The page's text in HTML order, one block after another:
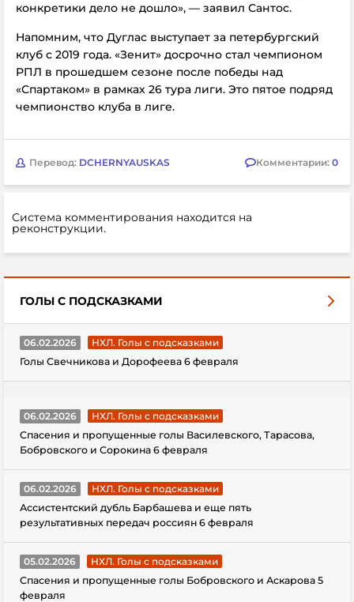
конкретики дело не дошло», — заявил Сантос.
Напомним, что Дуглас выступает за петербургский
клуб с 2019 года. «Зенит» досрочно стал чемпионом
РПЛ в прошедшем сезоне после победы над
«Спартаком» в рамках 26 тура лиги. Это пятое подряд
чемпионство клуба в лиге.
Перевод: DCHERNYAUSKAS Комментарии: 0
Система комментирования находится на
реконструкции.
ГОЛЫ С ПОДСКАЗКАМИ
06.02.2026
НХЛ. Голы с подсказками
Голы Свечникова и Дорофеева 6 февраля
06.02.2026
НХЛ. Голы с подсказками
Спасения и пропущенные голы Василевского, Тарасова,
Бобровского и Сорокина 6 февраля
06.02.2026
НХЛ. Голы с подсказками
Ассистентский дубль Барбашева и еще пять
результативных передач россиян 6 февраля
05.02.2026
НХЛ. Голы с подсказками
Спасения и пропущенные голы Бобровского и Аскарова 5
февраля